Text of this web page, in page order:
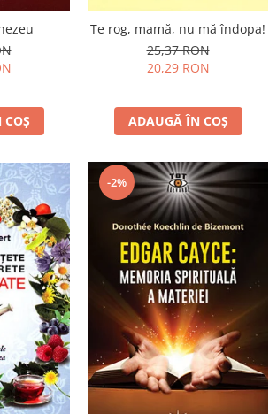
Te rog, mamă, nu mă îndopa!
25,37 RON
20,29 RON
ADAUGĂ ÎN COȘ
-2%